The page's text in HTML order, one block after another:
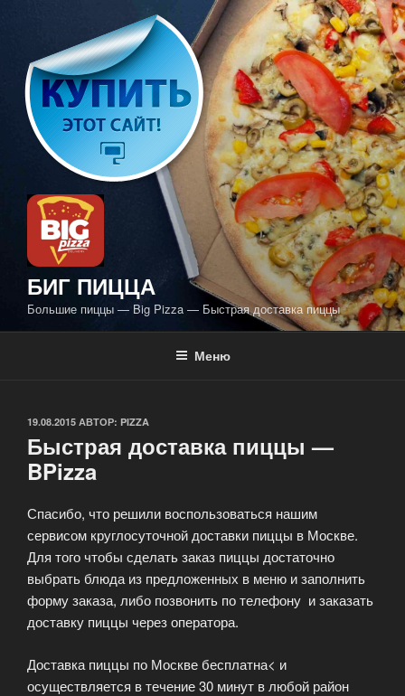
содержимому
БИГ ПИЦЦА
Большие пиццы — Big Pizza — Быстрая доставка пиццы
Меню
ОПУБЛИКОВАНО
19.08.2015 АВТОР: PIZZA
Быстрая доставка пиццы —
BPizza
Спасибо, что решили воспользоваться нашим
сервисом круглосуточной доставки пиццы в Москве.
Для того чтобы сделать заказ пиццы достаточно
выбрать блюда из предложенных в меню и заполнить
форму заказа, либо позвонить по телефону и заказать
доставку пиццы через оператора.
Доставка пиццы по Москве бесплатна< и
осуществляется в течение 30 минут в любой район